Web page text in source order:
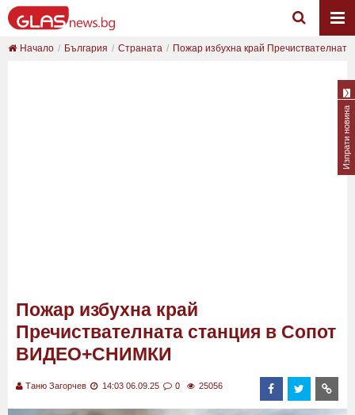
Начало България Страната Пожар избухна край
Пожар избухна край
Пречиствателната станция в Сопот
ВИДЕО+СНИМКИ
Таню Загорчев 14:03 06.09.25 0 25056
Изпрати новина